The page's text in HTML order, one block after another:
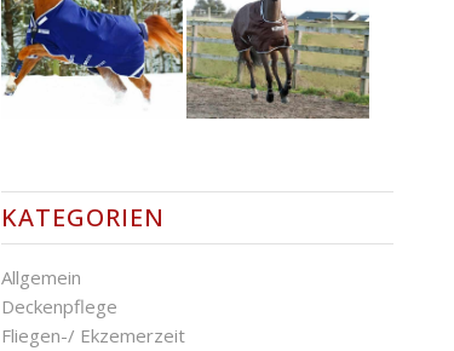
KATEGORIEN
Allgemein
Deckenpflege
Fliegen-/ Ekzemerzeit